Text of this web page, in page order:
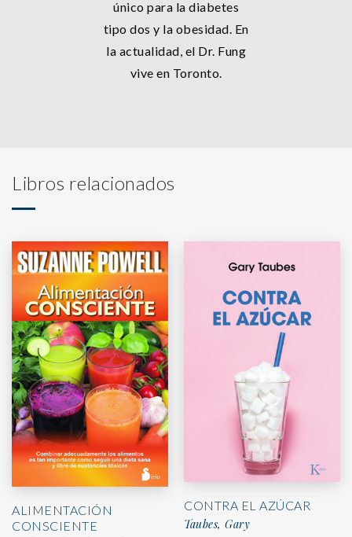
único para la diabetes
tipo dos y la obesidad. En
la actualidad, el Dr. Fung
vive en Toronto.
Libros relacionados
ALIMENTACIÓN
CONSCIENTE
CONTRA EL AZÚCAR
Taubes, Gary